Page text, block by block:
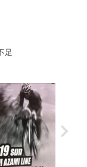
足